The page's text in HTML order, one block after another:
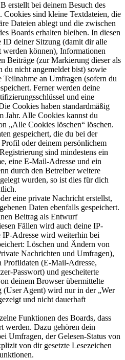
erstellt bei deinem Besuch des
Cookies sind kleine Textdateien, die
Dateien ablegt und die zwischen
Boards erhalten bleiben. In diesen
ID deiner Sitzung (damit dir alle
werden können), Informationen
Beiträge (zur Markierung dieser als
du nicht angemeldet bist) sowie
an Umfragen (sofern du
Ferner werden deine
und eine
Cookies haben standardmäßig
Jahr. Alle Cookies kannst du
„Alle Cookies löschen“ löschen.
gespeichert, die du bei der
oder deinem persönlichem
sind mindestens ein
eine E-Mail-Adresse und ein
durch den Betreiber weitere
wurden, so ist dies für dich
eine private Nachricht erstellst,
Daten ebenfalls gespeichert.
Beitrag als Entwurf
Fällen wird auch deine IP-
IP-Adresse wird weiterhin bei
Löschen und Ändern von
Nachrichten und Umfragen),
Profildaten (E-Mail-Adresse,
Passwort) und gescheiterte
deinem Browser übermittelte
(User Agent) wird nur in der „Wer
und nicht dauerhaft
Funktionen des Boards, dass
werden. Dazu gehören dein
Umfragen, der Gelesen-Status von
von dir gesetzte Lesezeichen